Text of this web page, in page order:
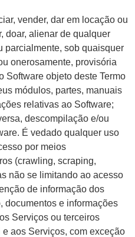
vender, dar em locação ou
doar, alienar de qualquer
parcialmente, sob quaisquer
onerosamente, provisória
Software objeto deste Termo
módulos, partes, manuais
relativas ao Software;
descompilação e/ou
É vedado qualquer uso
por meios
(crawling, scraping,
não se limitando ao acesso
de informação dos
documentos e informações
Serviços ou terceiros
aos Serviços, com exceção